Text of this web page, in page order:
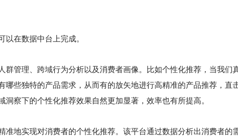
在数据中台上完成。
管理、跨域行为分析以及消费者画像。比如个性化推荐，当我们
些独特的产品需求，从而有的放矢地进行高精准的产品推荐，直
察下的个性化推荐效果自然更加显著，效率也有所提高。
地实现对消费者的个性化推荐。该平台通过数据分析出消费者的